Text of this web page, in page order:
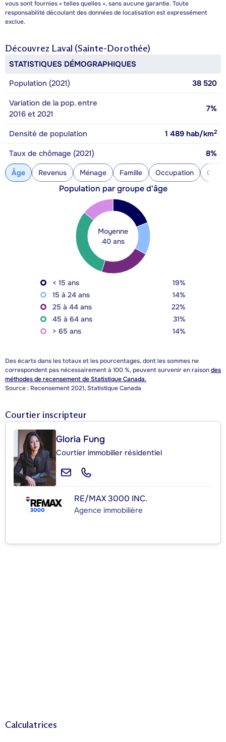
vous sont fournies « telles quelles », sans aucune garantie. Toute
responsabilité découlant des données de localisation est expressément
exclue.
Découvrez Laval (Sainte-Dorothée)
STATISTIQUES DÉMOGRAPHIQUES
Population (2021)
38 520
Variation de la pop. entre
2016 et 2021
7%
Densité de population 1 489 hab/km2
Taux de chômage (2021) 8%
Âge Revenus Ménage Famille Occupation
Population par groupe d'âge
Moyenne
40 ans
< 15 ans
19%
15 à 24 ans
14%
25 à 44 ans
22%
45 à 64 ans
31%
> 65 ans
14%
Des écarts dans les totaux et les pourcentages, dont les sommes ne
correspondent pas nécessairement à 100 %, peuvent survenir en raisondes
méthodes de recensement de Statistique Canada.
Source : Recensement 2021, Statistique Canada
Courtier inscripteur
Gloria Fung
Courtier immobilier résidentiel
RE/MAX 3000 INC.
Agence immobilière
Calculatrices